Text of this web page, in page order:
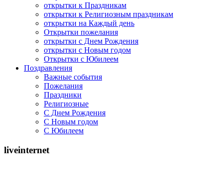
открытки к Праздникам
открытки к Религиозным праздникам
открытки на Каждый день
Открытки пожелания
открытки с Днем Рождения
открытки с Новым годом
Открытки с Юбилеем
Поздравления
Важные события
Пожелания
Праздники
Религиозные
С Днем Рождения
С Новым годом
С Юбилеем
liveinternet